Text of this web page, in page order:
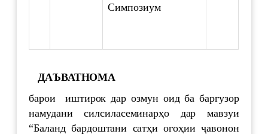
Симпозиум
ДАЪВАТНОМА
барои иштирок дар озмун оид ба баргузор
намудани силсиласеминарҳо дар мавзуи
“Баланд бардоштани сатҳи огоҳии ҷавонон